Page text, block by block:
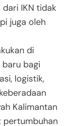
IKN tidak
juga oleh
di
baru bagi
logistik,
Kalimantan
pertumbuhan